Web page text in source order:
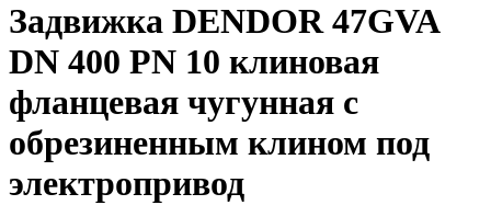
Задвижка DENDOR 47GVA
DN 400 PN 10 клиновая
фланцевая чугунная с
обрезиненным клином под
электропривод